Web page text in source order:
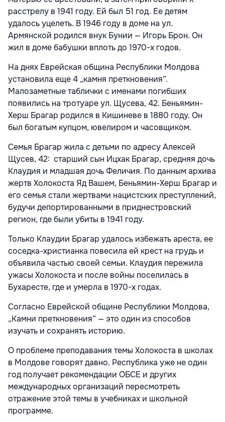
расстрелу в 1941 году. Ей был 51 год. Ее детям
удалось уцелеть. В 1946 году в доме на ул.
Армянской родился внук Бунии — Игорь Брон. Он
жил в доме бабушки вплоть до 1970-х годов.
На днях Еврейская община Республики Молдова
установила еще 4 „камня преткновения”.
Малозаметные таблички с именами погибших
появились на тротуаре ул. Щусева, 42. Беньямин-
Херш Брагар родился в Кишиневе в 1880 году. Он
был богатым купцом, ювелиром и часовщиком.
Семья Брагар жила с детьми по адресу Алексей
Щусев, 42: старший сын Ицхак Брагар, средняя дочь
Клаудия и младшая дочь Феличия. По данным архива
жертв Холокоста Яд Вашем, Беньямин-Херш Брагар и
его семья стали жертвами нацистских преступлений,
будучи депортированными в приднестровский
регион, где были убиты в 1941 году.
Только Клаудии Брагар удалось избежать ареста, ее
соседка-христианка повесила ей крест на грудь и
объявила частью своей семьи. Клаудия пережила
ужасы Холокоста и после войны поселилась в
Бухаресте, где и умерла в 1970-х годах.
Согласно Еврейской общине Республики Молдова,
„Камни преткновения” — это один из способов
изучать и сохранять историю.
О проблеме преподавания темы Холокоста в школах
в Молдове говорят давно. Республика уже не один
год получает рекомендации ОБСЕ и других
международных организаций пересмотреть
отражение этой темы в учебниках и школьной
программе.